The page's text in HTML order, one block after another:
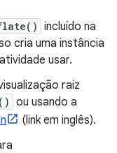
incluído na
cria uma instância
usar.
raiz
ou usando a
(link em inglês).